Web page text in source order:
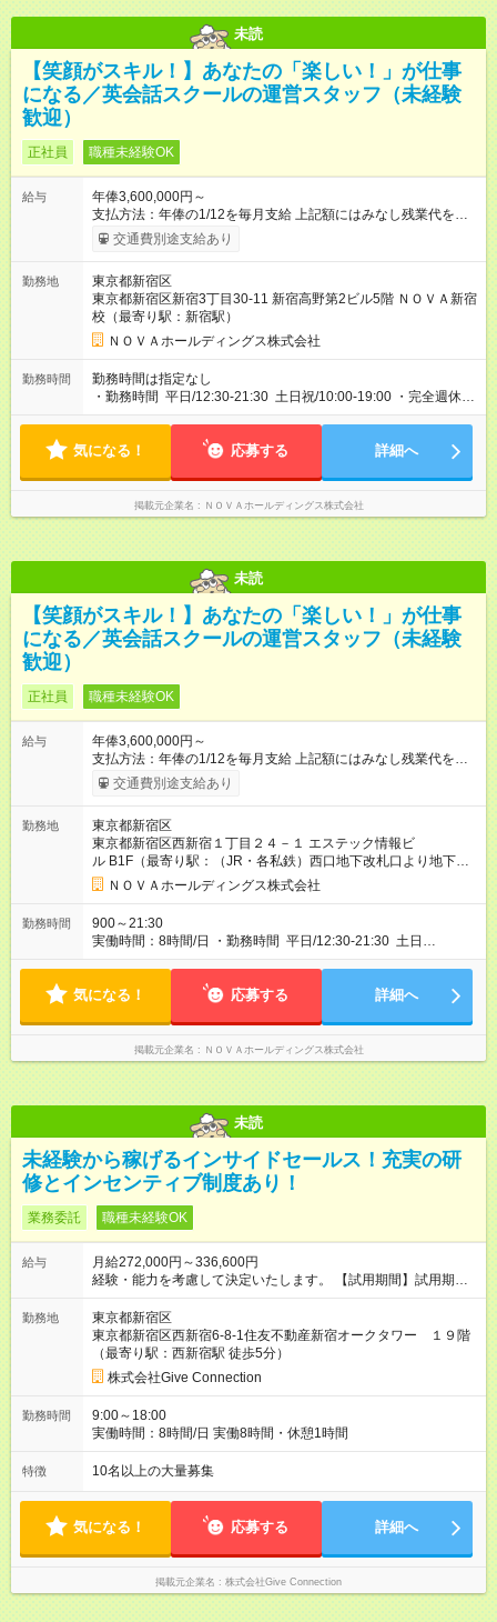
未読
【笑顔がスキル！】あなたの「楽しい！」が仕事
になる／英会話スクールの運営スタッフ（未経験
歓迎）
正社員 職種未経験OK
給与
年俸3,600,000円～
支払方法：年俸の1/12を毎月支給 上記額にはみなし残業代を含
みます。※超過分は全額支給いたします。 みなし残業代 30,000
円／月 みなし残業時間 15時間／月 ●年俸制給与 年収360万円～
期間】試用期間あり 試用期間の長さ：1ヶ月 ※ 雇用形態と給与
に、本採用時と異なる部分があります。 雇用形態：インターン
シップ 給与：時給 1,400円以上 月途中での入社の場合、その月
の月末まではインターンとして勤務
交通費別途支給あり
勤務地
東京都新宿区
東京都新宿区新宿3丁目30‐11 新宿高野第2ビル5階 ＮＯＶＡ新宿
校（最寄り駅：新宿駅）
ＮＯＶＡホールディングス株式会社
勤務時間
勤務時間は指定なし
・勤務時間 平日/12:30-21:30 土日祝/10:00-19:00 ・完全週休2
日制 ※曜日固定 ・有給休暇あり ・年末年始、春季夏季休暇あり
気になる！ 応募する 詳細へ
掲載元企業名 ＮＯＶＡホールディングス株式会社
未読
【笑顔がスキル！】あなたの「楽しい！」が仕事
になる／英会話スクールの運営スタッフ（未経験
歓迎）
正社員 職種未経験OK
給与
年俸3,600,000円～
支払方法：年俸の1/12を毎月支給 上記額にはみなし残業代を含
みます。※超過分は全額支給いたします。 みなし残業代 30,000
円／月 みなし残業時間 15時間／月 ●年俸制給与 年収360万円～
期間】試用期間あり 試用期間の長さ：1ヶ月 ※ 雇用形態と給与
に、本採用時と異なる部分があります。 雇用形態：インターン
シップ 給与：時給 1,400円以上 月途中での入社の場合、その月
の月末まではインターンとして勤務
交通費別途支給あり
勤務地
東京都新宿区
東京都新宿区西新宿１丁目２４－１ エステック情報ビ
ル B1F（最寄り駅：（JR・各私鉄）西口地下改札口より地下ロ
ータリーへ、左側（明治安田生命側）の地下歩道を都庁方面に
直進3分。地下歩道直結ビルB1F。）
ＮＯＶＡホールディングス株式会社
勤務時間
900～21:30
実働時間：8時間/日 ・勤務時間 平日/12:30-21:30 土日
祝/10:00-19:00 ・完全週休2日制 ※曜日固定 ・有給休暇あり ・
気になる！ 応募する 詳細へ
掲載元企業名 ＮＯＶＡホールディングス株式会社
未読
未経験から稼げるインサイドセールス！充実の研
修とインセンティブ制度あり！
業務委託 職種未経験OK
給与
月給272,000円～336,600円
経験・能力を考慮して決定いたします。 【試用期間】試用期間
なし
勤務地
東京都新宿区
東京都新宿区西新宿6-8-1住友不動産新宿オークタワー １９階
（最寄り駅：西新宿駅 徒歩5分）
株式会社Give Connection
勤務時間
9:00～18:00
実働時間：8時間/日 実働8時間・休憩1時間
特徴 10名以上の大量募集
気になる！ 応募する 詳細へ
掲載元企業名 株式会社Give Connection